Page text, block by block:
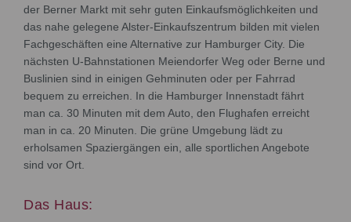
der Berner Markt mit sehr guten Einkaufsmöglichkeiten und
das nahe gelegene Alster-Einkaufszentrum bilden mit vielen
Fachgeschäften eine Alternative zur Hamburger City. Die
nächsten U-Bahnstationen Meiendorfer Weg oder Berne und
Buslinien sind in einigen Gehminuten oder per Fahrrad
bequem zu erreichen. In die Hamburger Innenstadt fährt
man ca. 30 Minuten mit dem Auto, den Flughafen erreicht
man in ca. 20 Minuten. Die grüne Umgebung lädt zu
erholsamen Spaziergängen ein, alle sportlichen Angebote
sind vor Ort.
Das Haus: